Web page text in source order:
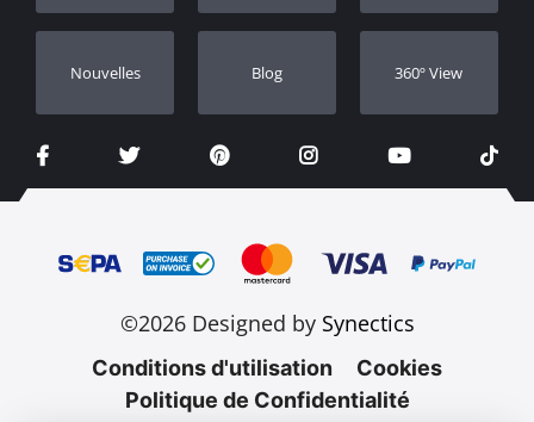
Nouvelles Blog 360º View
©2026 Designed by Synectics
Conditions d'utilisation
Cookies
Politique de Confidentialité